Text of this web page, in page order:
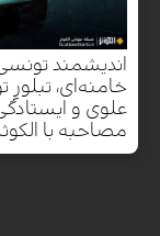
رضوان قاسم:
اندیشمند
خامنه‌ای،
علوی و
مصاحبه با